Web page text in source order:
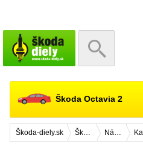
Škoda Octavia 2
Škoda-diely.sk Škoda Octavia 2 Náhradné diely